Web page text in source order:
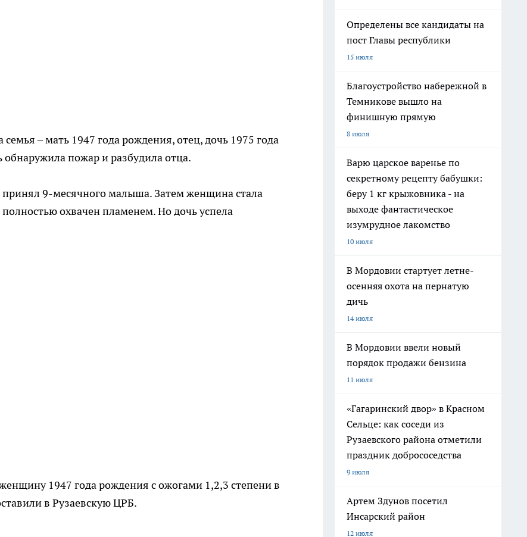
– мать 1947 года рождения, отец, дочь 1975 года
пожар и разбудила отца.
принял 9-месячного малыша. Затем женщина стала
охвачен пламенем. Но дочь успела
1947 года рождения с ожогами 1,2,3 степени в
в Рузаевскую ЦРБ.
Определены все кандидаты на
пост Главы республики
15 июля
Благоустройство набережной в
Темникове вышло на
финишную прямую
8 июля
Варю царское варенье по
секретному рецепту бабушки:
беру 1 кг крыжовника - на
выходе фантастическое
изумрудное лакомство
10 июля
В Мордовии стартует летне-
осенняя охота на пернатую
дичь
14 июля
В Мордовии ввели новый
порядок продажи бензина
11 июля
«Гагаринский двор» в Красном
Сельце: как соседи из
Рузаевского района отметили
праздник добрососедства
9 июля
Артем Здунов посетил
Инсарский район
12 июля